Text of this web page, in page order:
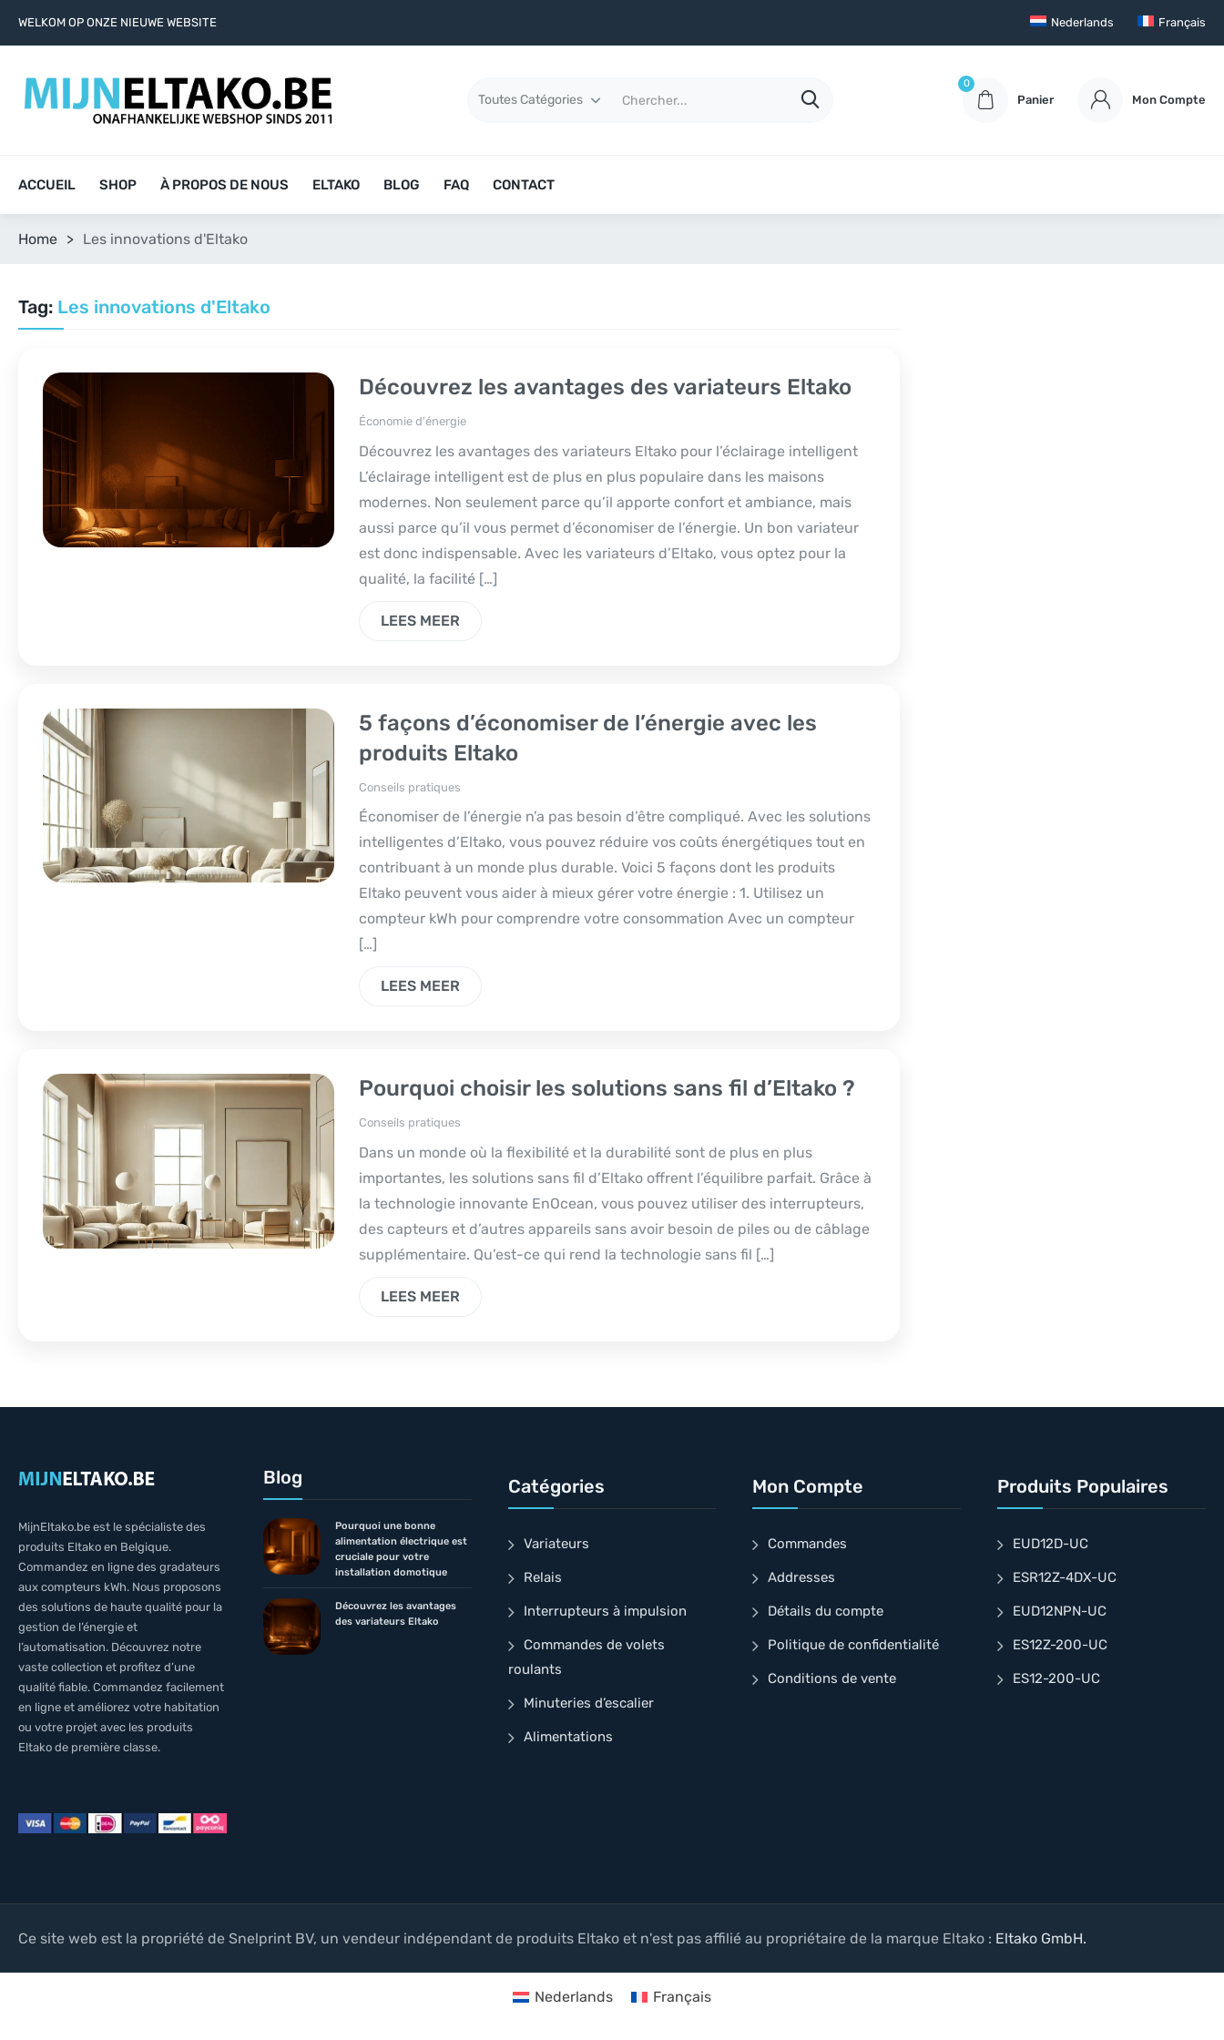
WELKOM OP ONZE NIEUWE WEBSITE Nederlands Français
0
Panier Mon Compte
ACCUEIL SHOP À PROPOS DE NOUS ELTAKO BLOG FAQ CONTACT
Home > Les innovations d'Eltako
Tag: Les innovations d'Eltako
Découvrez les avantages des variateurs Eltako
Économie d'énergie
Découvrez les avantages des variateurs Eltako pour l’éclairage intelligent
L’éclairage intelligent est de plus en plus populaire dans les maisons
modernes. Non seulement parce qu’il apporte confort et ambiance, mais
aussi parce qu’il vous permet d’économiser de l’énergie. Un bon variateur
est donc indispensable. Avec les variateurs d’Eltako, vous optez pour la
qualité, la facilité […]
LEES MEER
5 façons d’économiser de l’énergie avec les
produits Eltako
Conseils pratiques
Économiser de l’énergie n’a pas besoin d’être compliqué. Avec les solutions
intelligentes d’Eltako, vous pouvez réduire vos coûts énergétiques tout en
contribuant à un monde plus durable. Voici 5 façons dont les produits
Eltako peuvent vous aider à mieux gérer votre énergie : 1. Utilisez un
compteur kWh pour comprendre votre consommation Avec un compteur
[…]
LEES MEER
Pourquoi choisir les solutions sans fil d’Eltako ?
Conseils pratiques
Dans un monde où la flexibilité et la durabilité sont de plus en plus
importantes, les solutions sans fil d’Eltako offrent l’équilibre parfait. Grâce à
la technologie innovante EnOcean, vous pouvez utiliser des interrupteurs,
des capteurs et d’autres appareils sans avoir besoin de piles ou de câblage
supplémentaire. Qu’est-ce qui rend la technologie sans fil […]
LEES MEER
MijnEltako.be est le spécialiste des
produits Eltako en Belgique.
Commandez en ligne des gradateurs
aux compteurs kWh. Nous proposons
des solutions de haute qualité pour la
gestion de l’énergie et
l’automatisation. Découvrez notre
vaste collection et profitez d’une
qualité fiable. Commandez facilement
en ligne et améliorez votre habitation
ou votre projet avec les produits
Eltako de première classe.
Blog
Pourquoi une bonne
alimentation électrique est
cruciale pour votre
installation domotique
Découvrez les avantages
des variateurs Eltako
Catégories
Variateurs
Relais
Interrupteurs à impulsion
Commandes de volets
roulants
Minuteries d’escalier
Alimentations
Mon Compte
Commandes
Addresses
Détails du compte
Politique de confidentialité
Conditions de vente
Produits Populaires
EUD12D-UC
ESR12Z-4DX-UC
EUD12NPN-UC
ES12Z-200-UC
ES12-200-UC
Ce site web est la propriété de Snelprint BV, un vendeur indépendant de produits Eltako et n'est pas affilié au propriétaire de la marque Eltako : Eltako GmbH.
Nederlands Français